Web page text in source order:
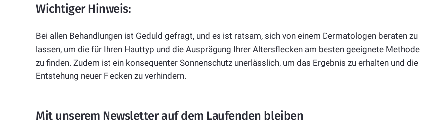
Wichtiger Hinweis:
Bei allen Behandlungen ist Geduld gefragt, und es ist ratsam, sich von einem Dermatologen beraten zu
lassen, um die für Ihren Hauttyp und die Ausprägung Ihrer Altersflecken am besten geeignete Methode
zu finden. Zudem ist ein konsequenter Sonnenschutz unerlässlich, um das Ergebnis zu erhalten und die
Entstehung neuer Flecken zu verhindern.
Mit unserem Newsletter auf dem Laufenden bleiben